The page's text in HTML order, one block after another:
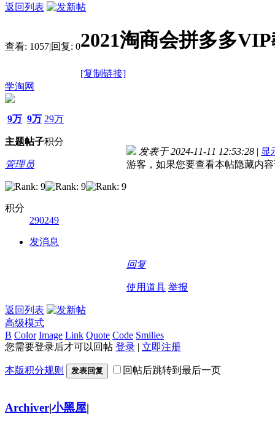
返回列表
查看: 1057|回复: 02021淘商会拼多多
[复制链接]
学淘网
9万
主题
9万
帖子
29万
积分
管理员
积分
290249
发消息
发表于 2024-11-11 12:53:28 | 显
游客，如果您要查看本帖隐藏内
回复
使用道具 举报
返回列表
高级模式
B Color Image Link Quote Code Smilies
您需要登录后才可以回帖 登录 | 立即注册
本版积分规则 发表回复 回帖后跳转到最后一页
Archiver|小黑屋|